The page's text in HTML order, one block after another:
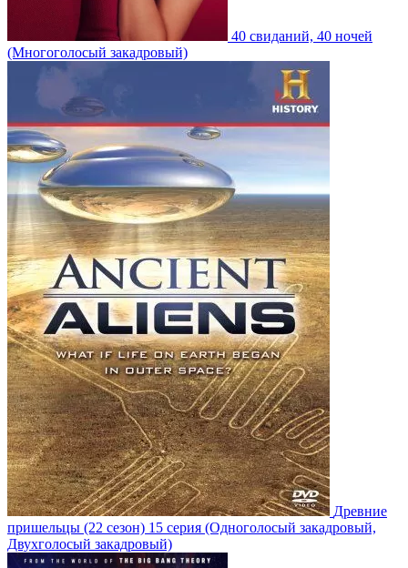
40 свиданий, 40 ночей
(Многоголосый закадровый)
Древние
пришельцы (22 сезон) 15 серия (Одноголосый закадровый,
Двухголосый закадровый)